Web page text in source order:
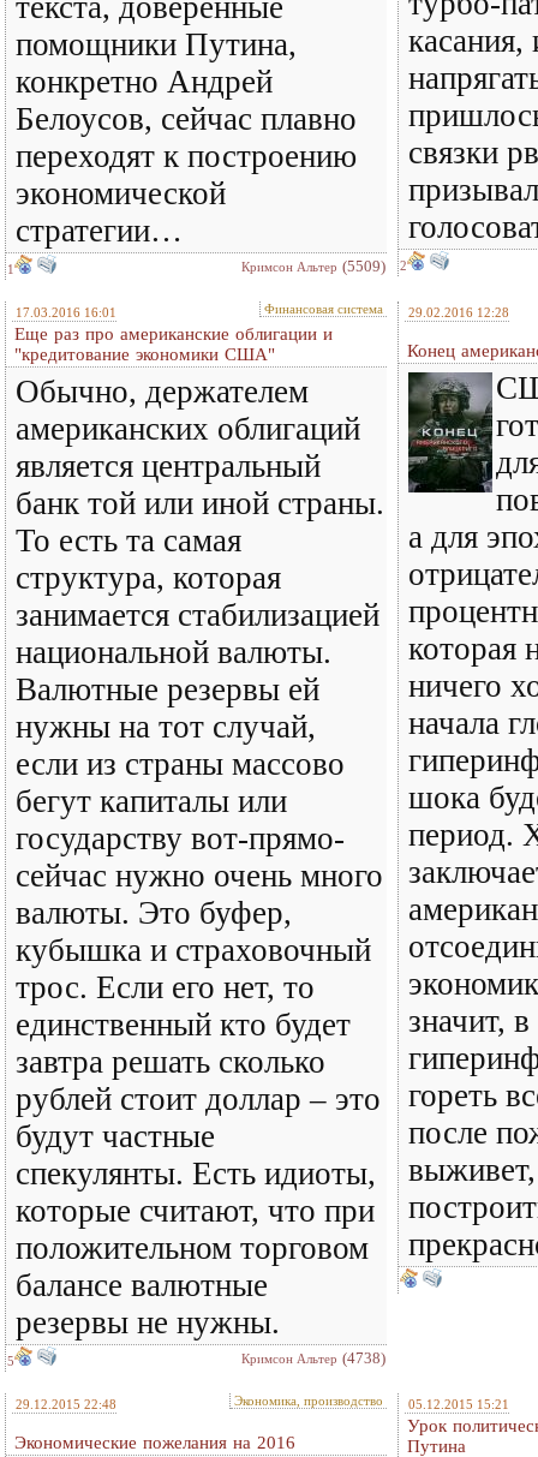
текста, доверенные
помощники Путина,
конкретно Андрей
Белоусов, сейчас плавно
переходят к построению
экономической
стратегии…
1 Кримсон Альтер (5509)
касания,
связки
2
17.03.2016 16:01 Финансовая система
Еще раз про американские облигации и
"кредитование экономики США"
Обычно, держателем
американских облигаций
является центральный
банк той или иной страны.
То есть та самая
структура, которая
занимается стабилизацией
национальной валюты.
Валютные резервы ей
нужны на тот случай,
если из страны массово
бегут капиталы или
государству вот-прямо-
сейчас нужно очень много
валюты. Это буфер,
кубышка и страховочный
трос. Если его нет, то
единственный кто будет
завтра решать сколько
рублей стоит доллар – это
будут частные
спекулянты. Есть идиоты,
которые считают, что при
положительном торговом
балансе валютные
резервы не нужны.
5 Кримсон Альтер (4738)
29.02.2016 12:28
Конец
а для
которая
ничего
начала
шока
период.
значит,
гореть
после
29.12.2015 22:48 Экономика, производство
Экономические пожелания на 2016
05.12.2015 15:21
Урок
Путина